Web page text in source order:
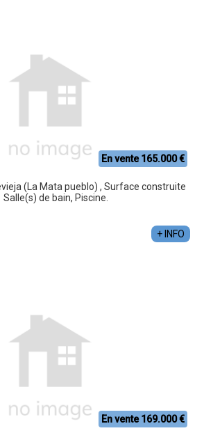
En vente 165.000 €
(La Mata pueblo) , Surface construite
Salle(s) de bain, Piscine.
+ INFO
En vente 169.000 €